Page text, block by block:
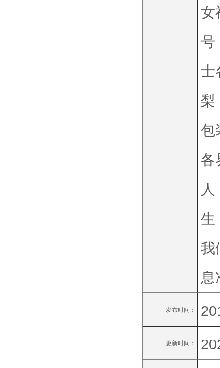
女
号
士
梨
包
各
我
发布时间：
更新时间：